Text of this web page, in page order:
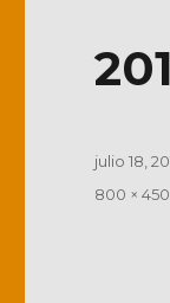
julio 18,
Tamaño
800 × 450